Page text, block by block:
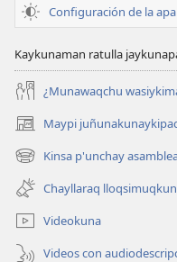
Configuración de la
Kaykunaman ratulla
¿Munawaqchu
Maypi
(abre
una
nueva
ventana)
Kinsa p'unchay
(abre
una
nueva
ventana)
Chayllaraq
Videokuna
Videos con